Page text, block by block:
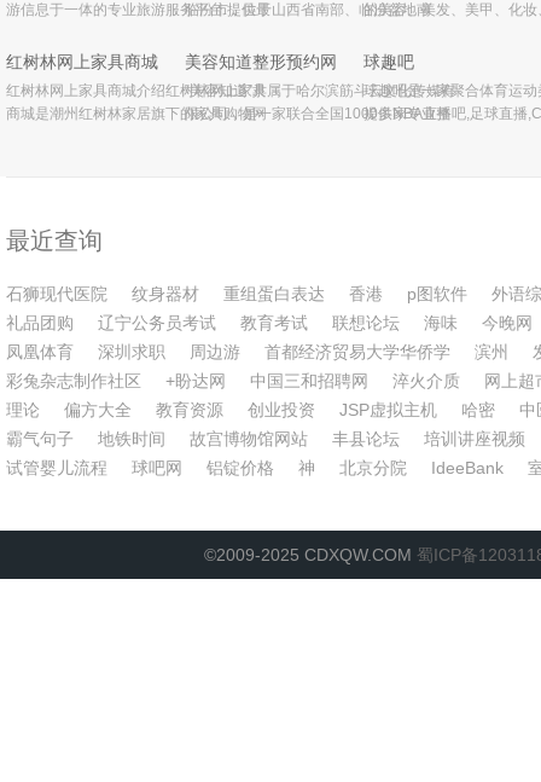
游信息于一体的专业旅游服务平台.提供最
图,旅游活动,旅游线路,以及最全面、快
临汾市，位于山西省南部、临汾盆地南
历史上曾是“武公据之以兴晋，文公依之而
的美容、美发、美甲、化
2005年6月经上海市徐汇区
红树林网上家具商城
红树林网上家具商城介绍红树林网上家具
商城是潮州红树林家居旗下的家具购物网
美容知道整形预约网
“美容知道”隶属于哈尔滨筋斗云文化传媒有
限公司，是一家联合全国1000多家专业整
球趣吧
球趣吧是一家聚合体育运
提供NBA直播吧,足球直播
最近查询
石狮现代医院 纹身器材 重组蛋白表达 香港 p图软件
外语
礼品团购
辽宁公务员考试 教育考试 联想论坛 海味
今晚网
凤凰体育
深圳求职 周边游 首都经济贸易大学华侨学 滨州
彩兔杂志制作社区
+盼达网 中国三和招聘网 淬火介质
网上超
理论
偏方大全 教育资源 创业投资 JSP虚拟主机 哈密
中
霸气句子
地铁时间 故宫博物馆网站 丰县论坛
培训讲座视频
试管婴儿流程
球吧网 铝锭价格 神 北京分院 IdeeBank
©2009-2025 CDXQW.COM 蜀ICP备